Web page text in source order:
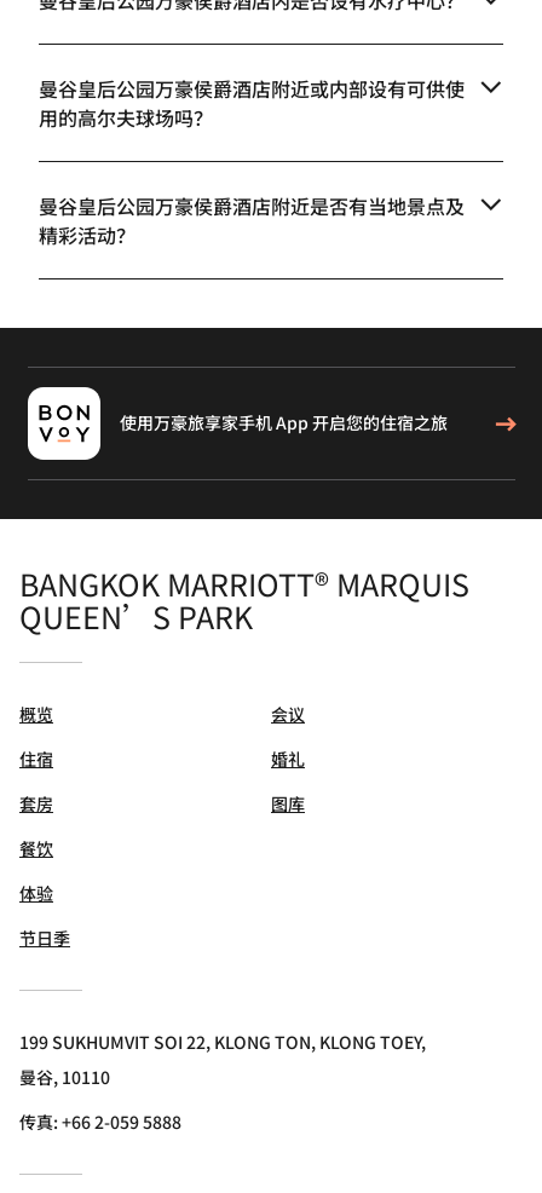
曼谷皇后公园万豪侯爵酒店附近或内部设有可供使
用的高尔夫球场吗？
曼谷皇后公园万豪侯爵酒店附近是否有当地景点及
精彩活动？
使用万豪旅享家手机 App 开启您的住宿之旅
BANGKOK MARRIOTT® MARQUIS
QUEEN’S PARK
概览
住宿
套房
餐饮
体验
节日季
会议
婚礼
图库
199 SUKHUMVIT SOI 22, KLONG TON, KLONG TOEY,
曼谷, 10110
传真:+66 2-059 5888